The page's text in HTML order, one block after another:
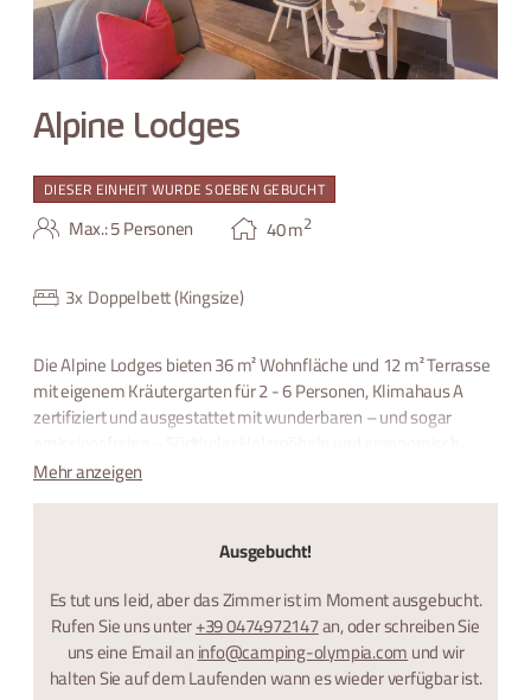
Alpine Lodges
DIESER EINHEIT WURDE SOEBEN GEBUCHT
Max.: 5 Personen 40m2
3xDoppelbett (Kingsize)
Die Alpine Lodges bieten 36 m² Wohnfläche und 12 m² Terrasse
mit eigenem Kräutergarten für 2 - 6 Personen, Klimahaus A
zertifiziert und ausgestattet mit wunderbaren – und sogar
biologischen Matratzen.
Mehr anzeigen
Ausgebucht!
Es tut uns leid, aber das Zimmer ist im Moment ausgebucht.
Rufen Sie uns unter+39 0474972147an, oder schreiben Sie
uns eine Email aninfo@camping-olympia.comund wir
halten Sie auf dem Laufenden wann es wieder verfügbar ist.